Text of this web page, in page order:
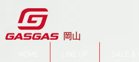
​岡山